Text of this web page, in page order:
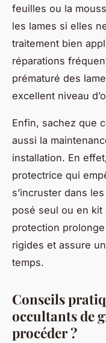
feuilles ou la
les lames si elles
traitement bien
réparations
prématuré des
excellent niveau
Enfin, sachez que
aussi la
installation. En
protectrice qui
s’incruster dans
posé seul ou en
protection
rigides et assure
temps.
Conseils
occultants de
procéder ?